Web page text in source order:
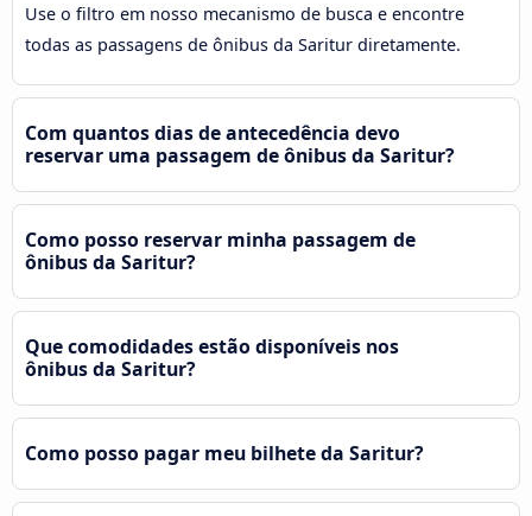
Use o filtro em nosso mecanismo de busca e encontre
todas as passagens de ônibus da Saritur diretamente.
Com quantos dias de antecedência devo
reservar uma passagem de ônibus da Saritur?
Como posso reservar minha passagem de
ônibus da Saritur?
Que comodidades estão disponíveis nos
ônibus da Saritur?
Como posso pagar meu bilhete da Saritur?